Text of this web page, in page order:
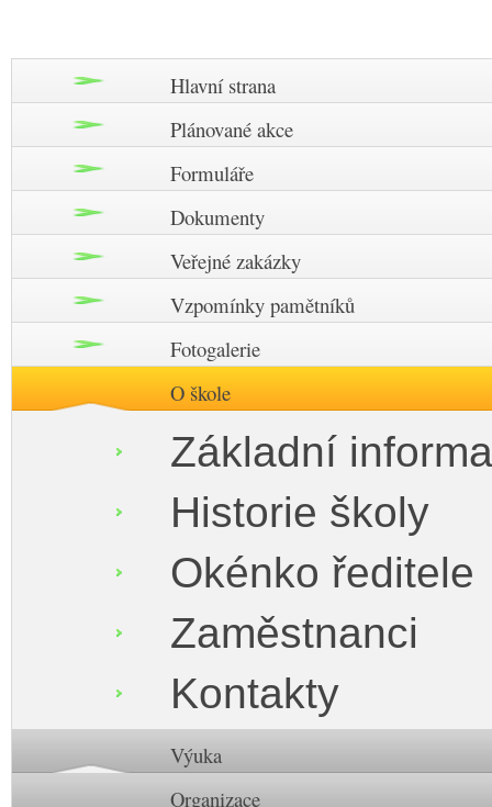
Hlavní strana
Plánované akce
Formuláře
Dokumenty
Veřejné zakázky
Vzpomínky pamětníků
Fotogalerie
O škole
Základní
Historie školy
Okénko ředitele
Zaměstnanci
Kontakty
Výuka
Organizace